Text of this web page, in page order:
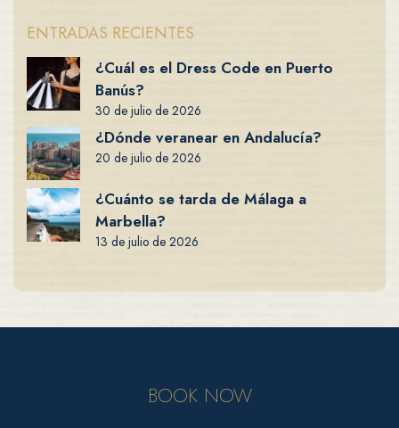
ENTRADAS RECIENTES
¿Cuál es el Dress Code en Puerto
Banús?
30 de julio de 2026
¿Dónde veranear en Andalucía?
20 de julio de 2026
¿Cuánto se tarda de Málaga a
Marbella?
13 de julio de 2026
BOOK NOW